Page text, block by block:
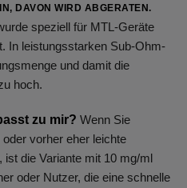
DAVON WIRD ABGERATEN.
speziell für MTL-Geräte
In leistungsstarken Sub-Ohm-
und damit die
hoch.
zu mir? Wenn Sie
vorher eher leichte
ist die Variante mit 10 mg/ml
oder Nutzer, die eine schnelle